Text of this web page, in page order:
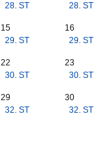
28. ST
28. ST
15
29. ST
16
29. ST
22
30. ST
23
30. ST
29
32. ST
30
32. ST